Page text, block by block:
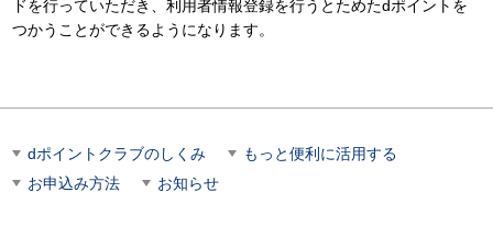
ドを行っていただき、利用者情報登録を行うとためたdポイントを
つかうことができるようになります。
dポイントクラブのしくみ
もっと便利に活用する
お申込み方法
お知らせ